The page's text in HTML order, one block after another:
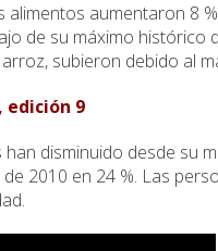
alimentos aumentaron 8
de su máximo histórico
subieron debido al
edición 9
disminuido desde su
2010 en 24 %. Las